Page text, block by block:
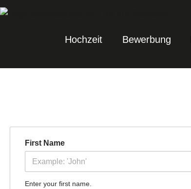
Hochzeit Bewerbung
First Name
Enter your first name.